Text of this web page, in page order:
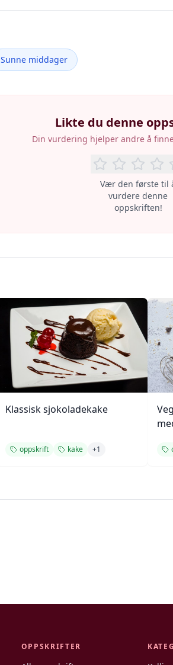
Sunne middager
Likte du denne
Din vurdering hjelper andre å
Vær den første til
vurdere denne
oppskriften!
Klassisk sjokoladekake
oppskrift kake +1
OPPSKRIFTER